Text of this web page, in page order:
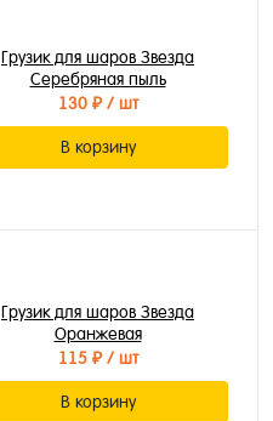
Грузик для шаров Звезда
Серебряная пыль
130 ₽/ шт
В корзину
Грузик для шаров Звезда
Оранжевая
115 ₽/ шт
В корзину